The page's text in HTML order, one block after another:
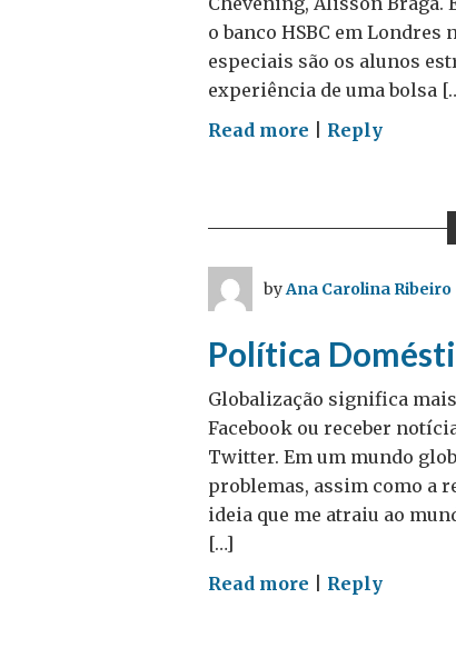
o banco HSBC em Londres
especiais são os alunos
experiência de uma bolsa
Read more onReply
byAna Carolina Ribeiro
Política
Globalização significa
Facebook ou receber
Twitter. Em um mundo
problemas, assim como a
ideia que me atraiu ao
[…]
Read more onReply